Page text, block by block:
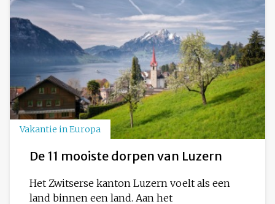
Vakantie in Europa
De 11 mooiste dorpen van Luzern
Het Zwitserse kanton Luzern voelt als een
land binnen een land. Aan het